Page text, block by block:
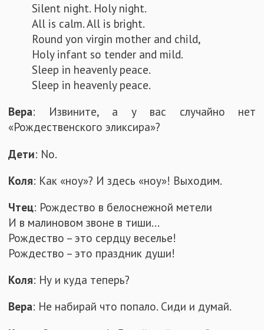
Silent night. Holy night.
All is calm. All is bright.
Round yon virgin mother and child,
Holy infant so tender and mild.
Sleep in heavenly peace.
Sleep in heavenly peace.
Вера: Извините, а у вас случайно нет
«Рождественского эликсира»?
Дети: No.
Коля: Как «ноу»? И здесь «ноу»! Выходим.
Чтец: Рождество в белоснежной метели
И в малиновом звоне в тиши...
Рождество – это сердцу веселье!
Рождество – это праздник души!
Коля: Ну и куда теперь?
Вера: Не набирай что попало. Сиди и думай.